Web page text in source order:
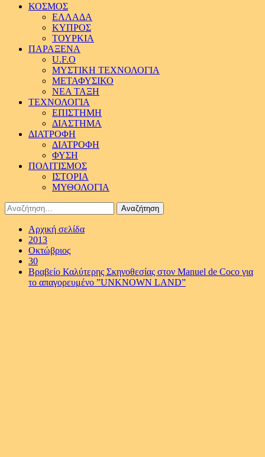
ΚΟΣΜΟΣ
ΕΛΛΑΔΑ
ΚΥΠΡΟΣ
ΤΟΥΡΚΙΑ
ΠΑΡΑΞΕΝΑ
U.F.O
ΜΥΣΤΙΚΗ ΤΕΧΝΟΛΟΓΙΑ
ΜΕΤΑΦΥΣΙΚΟ
ΝΕΑ ΤΑΞΗ
ΤΕΧΝΟΛΟΓΙΑ
ΕΠΙΣΤΗΜΗ
ΔΙΑΣΤΗΜΑ
ΔΙΑΤΡΟΦΗ
ΔΙΑΤΡΟΦΗ
ΦΥΣΗ
ΠΟΛΙΤΙΣΜΟΣ
ΙΣΤΟΡΙΑ
ΜΥΘΟΛΟΓΙΑ
Αναζήτηση
για:
Αρχική σελίδα
2013
Οκτώβριος
30
Bραβείο Καλύτερης Σκηνοθεσίας στον Manuel de Coco για
το απαγορευμένο ”UNKNOWN LAND”